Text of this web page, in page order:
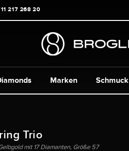
217 268 20
Marken Schmuck
Trio
mit 17 Diamanten, Größe 57